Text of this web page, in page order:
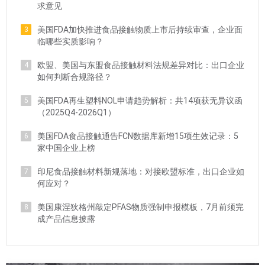
求意见
3
美国FDA加快推进食品接触物质上市后持续审查，企业面
临哪些实质影响？
4
欧盟、美国与东盟食品接触材料法规差异对比：出口企业
如何判断合规路径？
5
美国FDA再生塑料NOL申请趋势解析：共14项获无异议函
（2025Q4-2026Q1）
6
美国FDA食品接触通告FCN数据库新增15项生效记录：5
家中国企业上榜
7
印尼食品接触材料新规落地：对接欧盟标准，出口企业如
何应对？
8
美国康涅狄格州敲定PFAS物质强制申报模板，7月前须完
成产品信息披露